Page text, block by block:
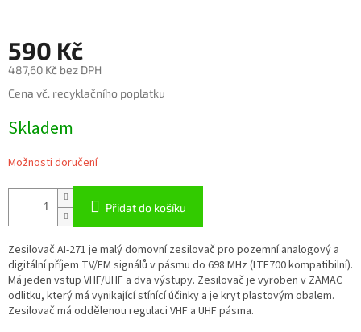
590 Kč
487,60 Kč bez DPH
Měrná
Cena vč. recyklačního poplatku
Skladem
Možnosti doručení
Přidat do košíku
Zesilovač AI-271 je malý domovní zesilovač pro pozemní analogový a
digitální příjem TV/FM signálů v pásmu do 698 MHz (LTE700 kompatibilní).
Má jeden vstup VHF/UHF a dva výstupy. Zesilovač je vyroben v ZAMAC
odlitku, který má vynikající stínící účinky a je kryt plastovým obalem.
Zesilovač má oddělenou regulaci VHF a UHF pásma.